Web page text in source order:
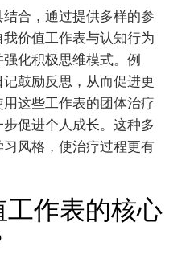
合，通过提供多样的参
价值工作表与认知行为
化积极思维模式。例
鼓励反思，从而促进更
这些工作表的团体治疗
促进个人成长。这种多
风格，使治疗过程更有
作表的核心